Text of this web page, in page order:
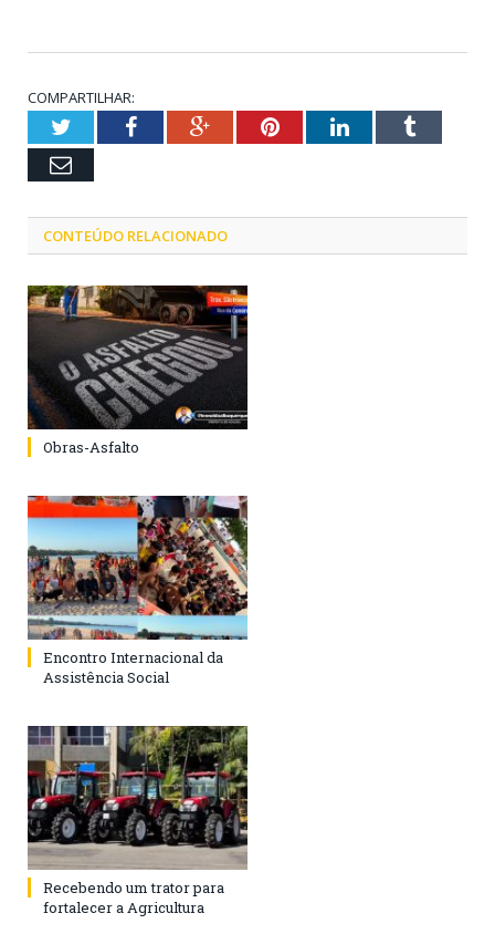
COMPARTILHAR:
TwitterFacebookGoogle+PinterestLinkedInTumblr
Email
CONTEÚDO RELACIONADO
Obras-Asfalto
Encontro Internacional da
Assistência Social
Recebendo um trator para
fortalecer a Agricultura